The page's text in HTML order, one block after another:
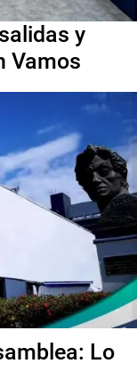
y
Vamos
Lo